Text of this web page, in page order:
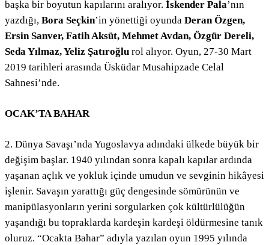
başka bir boyutun kapılarını aralıyor. İskender Pala’nın
yazdığı, Bora Seçkin’in yönettiği oyunda Deran Özgen,
Ersin Sanver, Fatih Aksüt, Mehmet Avdan, Özgür Dereli,
Seda Yılmaz, Yeliz Şatıroğlu rol alıyor. Oyun, 27-30 Mart
2019 tarihleri arasında Üsküdar Musahipzade Celal
Sahnesi’nde.
OCAK’TA BAHAR
2. Dünya Savaşı’nda Yugoslavya adındaki ülkede büyük bir
değişim başlar. 1940 yılından sonra kapalı kapılar ardında
yaşanan açlık ve yokluk içinde umudun ve sevginin hikâyesi
işlenir. Savaşın yarattığı güç dengesinde sömürünün ve
manipülasyonların yerini sorgularken çok kültürlülüğün
yaşandığı bu topraklarda kardeşin kardeşi öldürmesine tanık
oluruz. “Ocakta Bahar” adıyla yazılan oyun 1995 yılında